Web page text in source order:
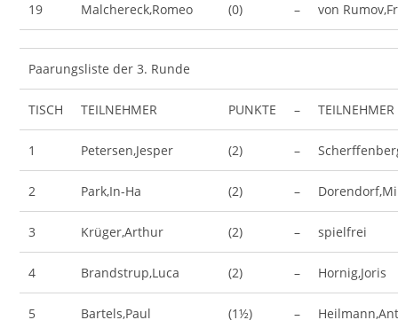
19 Malchereck,Romeo (0) – von
Paarungsliste der 3. Runde
TISCH TEILNEHMER PUNKTE – TEILNEHMER
1 Petersen,Jesper (2) –
2 Park,In-Ha (2) –
3 Krüger,Arthur (2) – spielfrei
4 Brandstrup,Luca (2) – Hornig,Joris
5 Bartels,Paul (1½) –